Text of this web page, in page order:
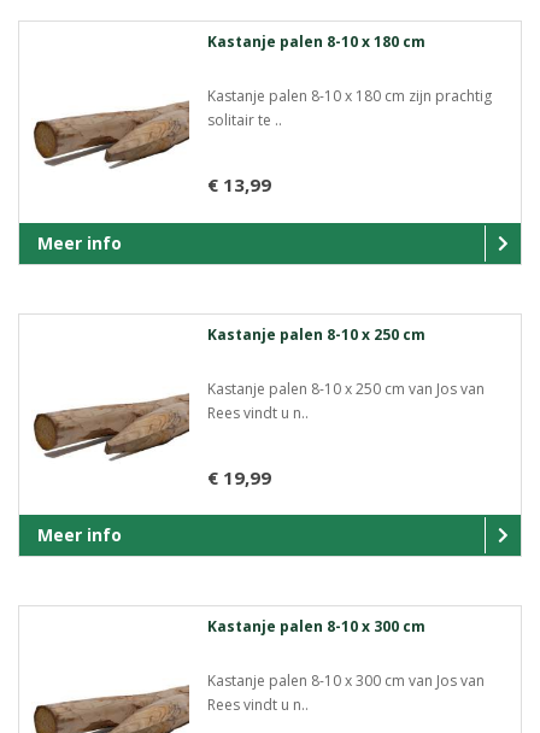
Kastanje palen 8-10 x 180 cm
Kastanje palen 8-10 x 180 cm zijn prachtig
solitair te ..
€ 13,99
Meer info
Kastanje palen 8-10 x 250 cm
Kastanje palen 8-10 x 250 cm van Jos van
Rees vindt u n..
€ 19,99
Meer info
Kastanje palen 8-10 x 300 cm
Kastanje palen 8-10 x 300 cm van Jos van
Rees vindt u n..